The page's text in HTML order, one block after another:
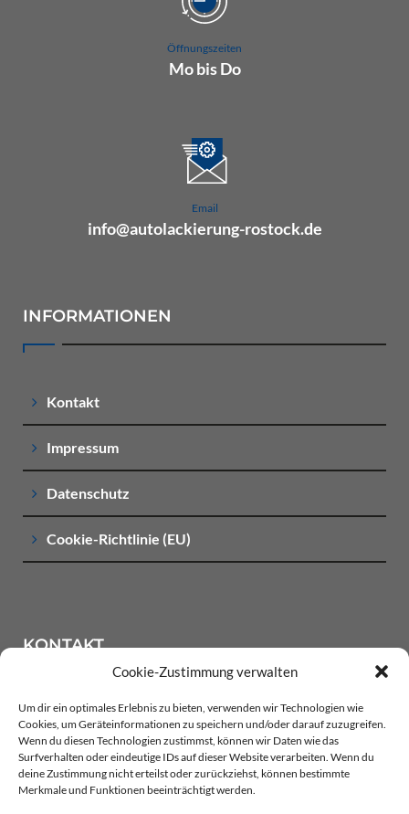
Cookie-Zustimmung verwalten
Um dir ein optimales Erlebnis zu bieten, verwenden wir Technologien wie
Cookies, um Geräteinformationen zu speichern und/oder darauf zuzugreifen.
Wenn du diesen Technologien zustimmst, können wir Daten wie das
Surfverhalten oder eindeutige IDs auf dieser Website verarbeiten. Wenn du
deine Zustimmung nicht erteilst oder zurückziehst, können bestimmte
Merkmale und Funktionen beeinträchtigt werden.
Öffnungszeiten
Mo bis Do
Email
info@autolackierung-rostock.de
INFORMATIONEN
Kontakt
Impressum
Datenschutz
Cookie-Richtlinie (EU)
KONTAKT
LACKIER-CENTER BANKONIER Oewerwischenweg 1
18146 Rostock
Telefon: +49 (0)381 / 66 86 01
Telefax: +49 (0)381 / 66 62 90 14